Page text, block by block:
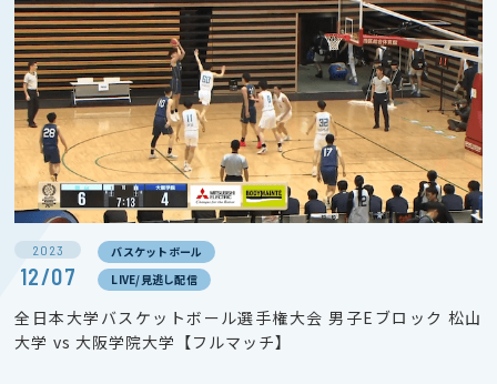
2023
12/07
バスケットボール
LIVE/見逃し配信
全日本大学バスケットボール選手権大会 男子Eブロック 松山
大学 vs 大阪学院大学【フルマッチ】